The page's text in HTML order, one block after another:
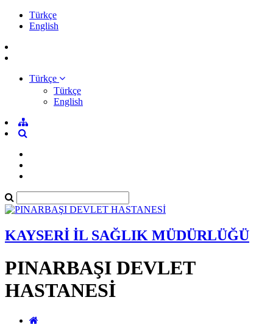
Türkçe
English
Türkçe
Türkçe
English
KAYSERİ İL SAĞLIK MÜDÜRLÜĞÜ
PINARBAŞI DEVLET
HASTANESİ